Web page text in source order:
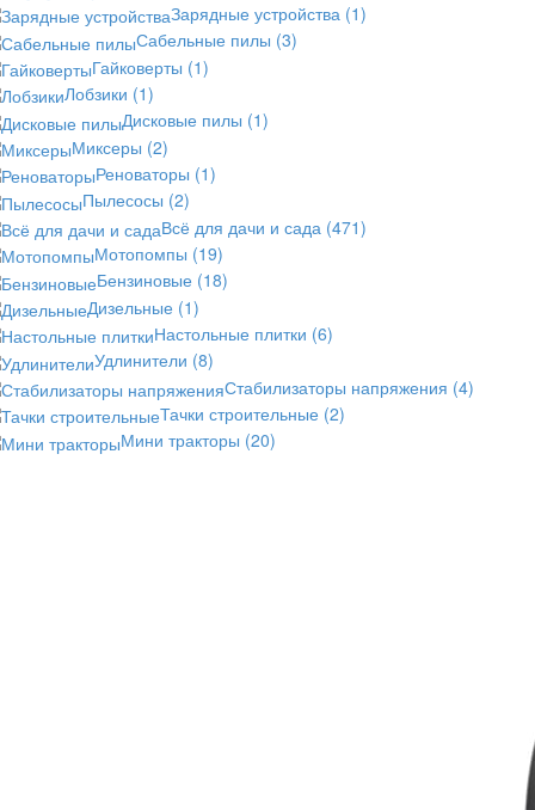
Зарядные устройства (1)
Сабельные пилы (3)
Гайковерты (1)
Лобзики (1)
Дисковые пилы (1)
Миксеры (2)
Реноваторы (1)
Пылесосы (2)
Всё для дачи и сада (471)
Мотопомпы (19)
Бензиновые (18)
Дизельные (1)
Настольные плитки (6)
Удлинители (8)
Стабилизаторы напряжения (4)
Тачки строительные (2)
Мини тракторы (20)